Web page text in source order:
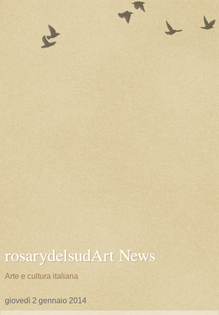
rosarydelsudArt News
Arte e cultura italiana
giovedì 2 gennaio 2014